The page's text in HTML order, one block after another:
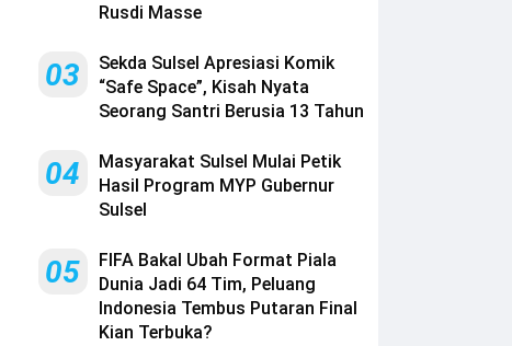
Rusdi Masse
03
Sekda Sulsel Apresiasi Komik
“Safe Space”, Kisah Nyata
Seorang Santri Berusia 13 Tahun
04
Masyarakat Sulsel Mulai Petik
Hasil Program MYP Gubernur
Sulsel
05
FIFA Bakal Ubah Format Piala
Dunia Jadi 64 Tim, Peluang
Indonesia Tembus Putaran Final
Kian Terbuka?